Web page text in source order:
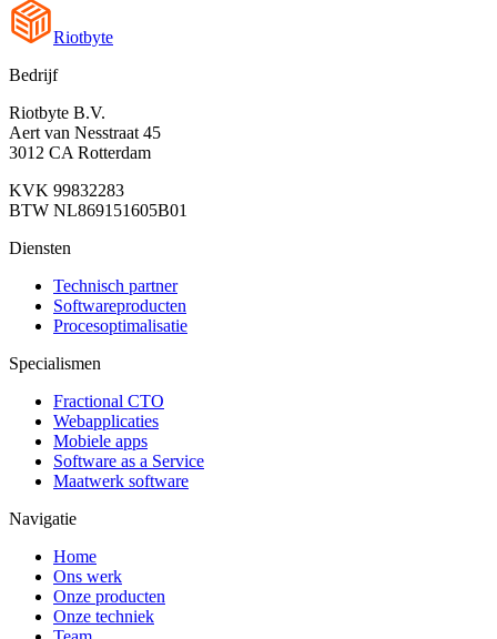
Riotbyte
Bedrijf
Riotbyte B.V.
Aert van Nesstraat 45
3012 CA Rotterdam
KVK 99832283
BTW NL869151605B01
Diensten
Technisch partner
Softwareproducten
Procesoptimalisatie
Specialismen
Fractional CTO
Webapplicaties
Mobiele apps
Software as a Service
Maatwerk software
Navigatie
Home
Ons werk
Onze producten
Onze techniek